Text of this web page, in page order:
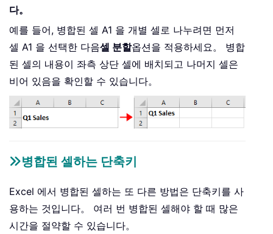
다。
예를 들어, 병합된 셀 A1 을 개별 셀로 나누려면 먼저
셀 A1 을 선택한 다음셀 분할옵션을 적용하세요。 병합
된 셀의 내용이 좌측 상단 셀에 배치되고 나머지 셀은
비어 있음을 확인할 수 있습니다。
병합된 셀하는 단축키
Excel 에서 병합된 셀하는 또 다른 방법은 단축키를 사
용하는 것입니다。 여러 번 병합된 셀해야 할 때 많은
시간을 절약할 수 있습니다。